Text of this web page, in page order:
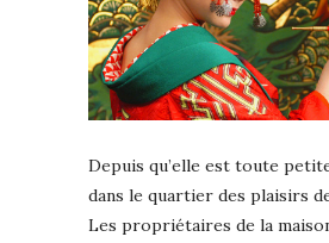
Depuis qu’elle est toute
dans le quartier des plaisirs
Les propriétaires de la